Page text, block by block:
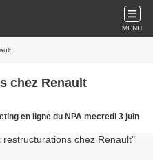
MENU
chez Renault
en ligne du NPA mecredi 3 juin